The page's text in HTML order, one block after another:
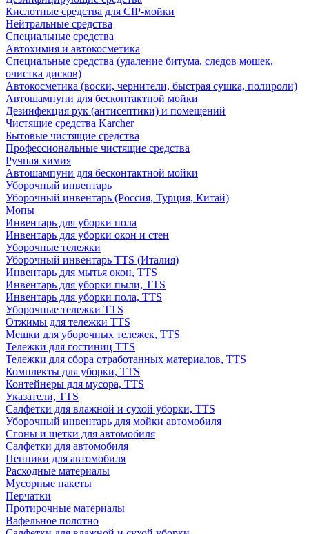
Кислотные средства для CIP-мойки
Нейтральные средства
Специальные средства
Автохимия и автокосметика
Специальные средства (удаление битума, следов мошек,
очистка дисков)
Автокосметика (воски, чернители, быстрая сушка, полироли)
Автошампуни для бесконтактной мойки
Дезинфекция рук (антисептики) и помещений
Чистящие средства Karcher
Бытовые чистящие средства
Профессиональные чистящие средства
Ручная химия
Автошампуни для бесконтактной мойки
Уборочный инвентарь
Уборочный инвентарь (Россия, Турция, Китай)
Мопы
Инвентарь для уборки пола
Инвентарь для уборки окон и стен
Уборочные тележки
Уборочный инвентарь TTS (Италия)
Инвентарь для мытья окон, TTS
Инвентарь для уборки пыли, TTS
Инвентарь для уборки пола, TTS
Уборочные тележки TTS
Отжимы для тележки TTS
Мешки для уборочных тележек, TTS
Тележки для гостиниц TTS
Тележки для сбора отработанных материалов, TTS
Комплекты для уборки, TTS
Контейнеры для мусора, TTS
Указатели, TTS
Салфетки для влажной и сухой уборки, TTS
Уборочный инвентарь для мойки автомобиля
Сгоны и щетки для автомобиля
Салфетки для автомобиля
Пенники для автомобиля
Расходные материалы
Мусорные пакеты
Перчатки
Протирочные материалы
Вафельное полотно